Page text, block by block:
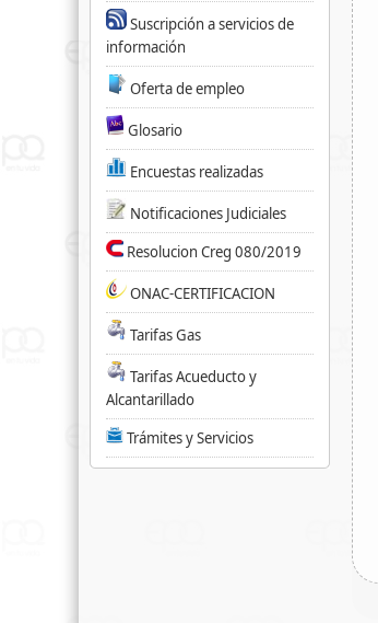
Suscripción a servicios de
información
Oferta de empleo
Glosario
Encuestas realizadas
Notificaciones Judiciales
Resolucion Creg 080/2019
ONAC-CERTIFICACION
Tarifas Gas
Tarifas Acueducto y
Alcantarillado
Trámites y Servicios